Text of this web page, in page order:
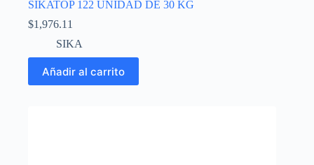
SIKATOP 122 UNIDAD DE 30 KG
$1,976.11
SIKA
Añadir al carrito